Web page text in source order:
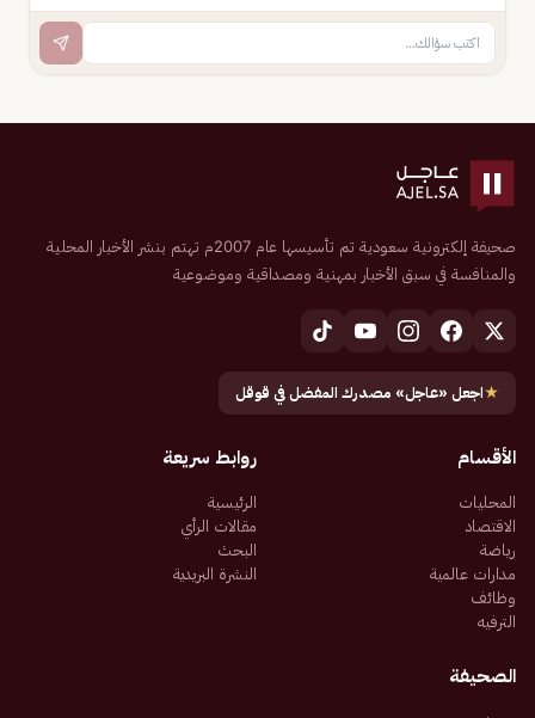
صحيفة إلكترونية سعودية تم تأسيسها عام 2007م تهتم بنشر الأخبار المحلية
والمنافسة في سبق الأخبار بمهنية ومصداقية وموضوعية
★اجعل «عاجل» مصدرك المفضل في قوقل
الأقسام
المحليات
الاقتصاد
رياضة
مدارات عالمية
وظائف
الترفيه
روابط سريعة
الرئيسية
مقالات الرأي
البحث
النشرة البريدية
الصحيفة